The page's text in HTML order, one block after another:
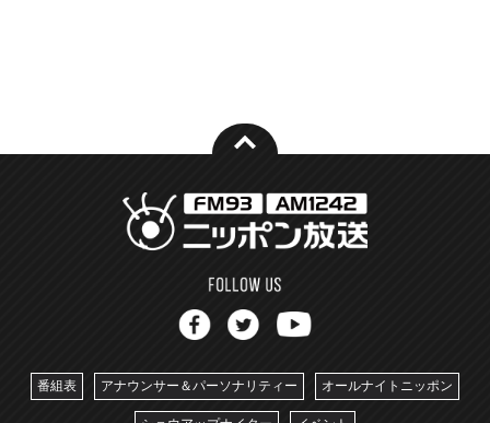
番組表 アナウンサー＆パーソナリティー オールナイトニッポン